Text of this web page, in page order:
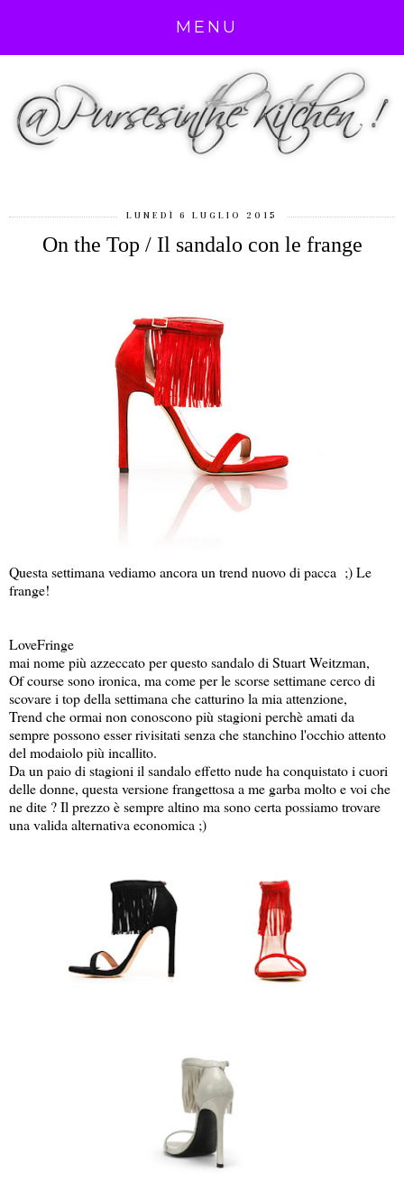
MENU
LUNEDÌ 6 LUGLIO 2015
On the Top / Il sandalo con le frange
Questa settimana vediamo ancora un trend nuovo di pacca ;) Le
frange!
LoveFringe
mai nome più azzeccato per questo sandalo di Stuart Weitzman,
Of course sono ironica, ma come per le scorse settimane cerco di
scovare i top della settimana che catturino la mia attenzione,
Trend che ormai non conoscono più stagioni perchè amati da
sempre possono esser rivisitati senza che stanchino l'occhio attento
del modaiolo più incallito.
Da un paio di stagioni il sandalo effetto nude ha conquistato i cuori
delle donne, questa versione frangettosa a me garba molto e voi che
ne dite ? Il prezzo è sempre altino ma sono certa possiamo trovare
una valida alternativa economica ;)